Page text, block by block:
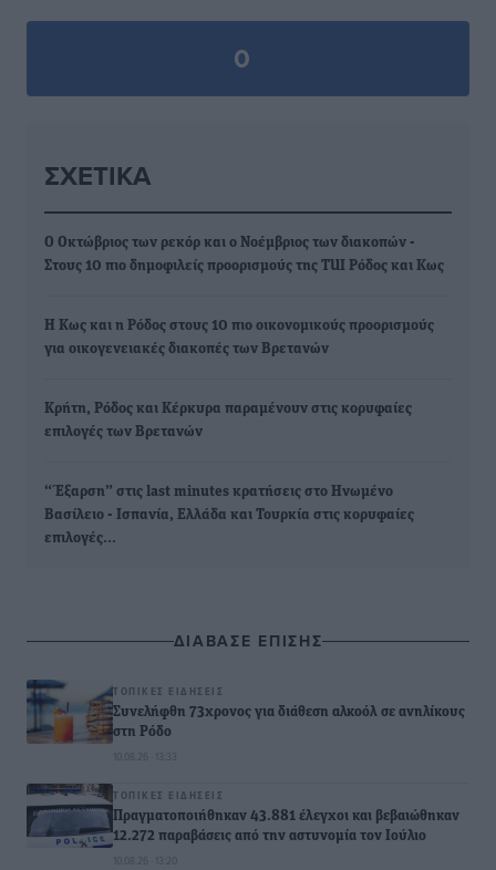
0
ΣΧΕΤΙΚΆ
Ο Οκτώβριος των ρεκόρ και ο Νοέμβριος των διακοπών -
Στους 10 πιο δημοφιλείς προορισμούς της TUI Ρόδος και Κως
Η Κως και η Ρόδος στους 10 πιο οικονομικούς προορισμούς
για οικογενειακές διακοπές των Βρετανών
Κρήτη, Ρόδος και Κέρκυρα παραμένουν στις κορυφαίες
επιλογές των Βρετανών
“Έξαρση” στις last minutes κρατήσεις στο Ηνωμένο
Βασίλειο - Ισπανία, Ελλάδα και Τουρκία στις κορυφαίες
επιλογές…
ΔΙΑΒΑΣΕ ΕΠΙΣΗΣ
ΤΟΠΙΚΈΣ ΕΙΔΉΣΕΙΣ
Συνελήφθη 73χρονος για διάθεση αλκοόλ σε ανηλίκους
στη Ρόδο
10.08.26 · 13:33
ΤΟΠΙΚΈΣ ΕΙΔΉΣΕΙΣ
Πραγματοποιήθηκαν 43.881 έλεγχοι και βεβαιώθηκαν
12.272 παραβάσεις από την αστυνομία τον Ιούλιο
10.08.26 · 13:20